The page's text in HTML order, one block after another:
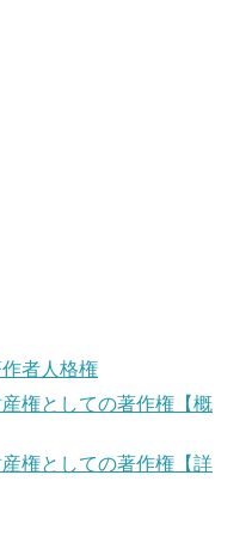
者人格権
権としての著作権【概
権としての著作権【詳